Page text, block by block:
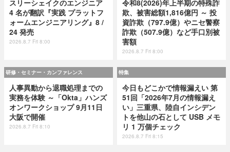
スリーシェイクのエンジニア
4 名が翻訳『実践 プラットフ
ォームエンジニアリング』8 /
24 発売
2026.8.7 Fri 8:00
令和8(2026)年上半期の特殊詐
欺、被害総額1,816億円 ～ 投
資詐欺（797.9億）やニセ警察
詐欺（507.9億）など手口別被
害額
2026.8.7 Fri 8:00
研修・セミナー・カンファレンス
人事異動から退職処理までの
実務を体験 ～「Okta」ハンズ
オンワークショップ 9月11日
大阪で開催
2026.8.7 Fri 8:10
特集
今日もどこかで情報漏えい 第
51回「2026年7月の情報漏え
い」三重県、陸自インシデン
トを他山の石として USB メモ
リ 1 万個チェック
2026.8.7 Fri 8:15